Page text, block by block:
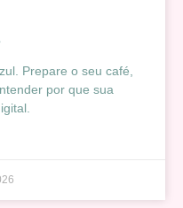
Prepare o seu café,
por que sua